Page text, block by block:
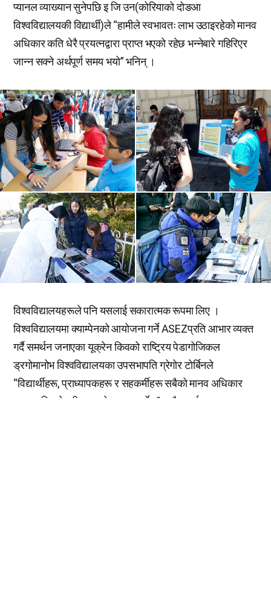
प्यानल व्याख्यान सुनेपछि इ जि उन(कोरियाको दोङआ
विश्वविद्यालयकी विद्यार्थी)ले “हामीले स्वभावतः लाभ उठाइरहेको मानव
अधिकार कति धेरै प्रयत्नद्वारा प्राप्त भएको रहेछ भन्नेबारे गहिरिएर
जान्न सक्ने अर्थपूर्ण समय भयो” भनिन् ।
विश्वविद्यालयहरूले पनि यसलाई सकारात्मक रूपमा लिए ।
विश्वविद्यालयमा क्याम्पेनको आयोजना गर्ने ASEZप्रति आभार व्यक्त
गर्दै समर्थन जनाएका यूक्रेन किवको राष्ट्रिय पेडागोजिकल
ड्रगोमानोभ विश्वविद्यालयका उपसभापति ग्रेगोर टोर्बिनले
“विद्यार्थीहरू, प्राध्यापकहरू र सहकर्मीहरू सबैको मानव अधिकार
प्रत्याभूति हुने गरी म सक्दो प्रयत्न गर्नेछु” भन्दै समर्थन जनाए ।